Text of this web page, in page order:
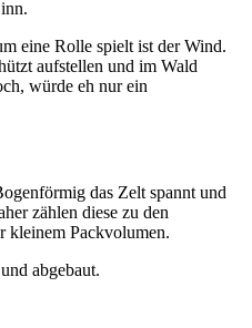
eine Rolle spielt ist der Wind.
aufstellen und im Wald
würde eh nur ein
das Zelt spannt und
zählen diese zu den
kleinem Packvolumen.
abgebaut.